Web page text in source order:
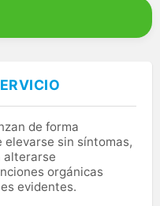
de forma
elevarse sin síntomas,
alterarse
orgánicas
evidentes.